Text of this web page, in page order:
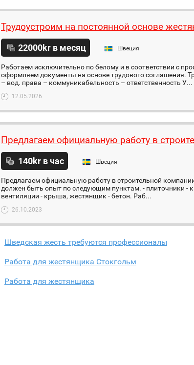
Трудоустроим на постоянной основе
22000kr в месяц Швеция
Работаем исключительно по белому и в соответствии с
оформляем документы на основе трудового соглашения.
– вод. права – коммуникабельность – ответственность У...
12.05.2026
Предлагаем официальную работу в
140kr в час Швеция
Предлагаем официальную работу в строительной
должен быть опыт по следующим пунктам. - плиточники -
вентиляции - крыша, жестянщик - бетон. Раб...
26.10.2023
Шведская жесть требуются профессионалы
Работа для жестянщика Стокгольм
Работа для жестянщика